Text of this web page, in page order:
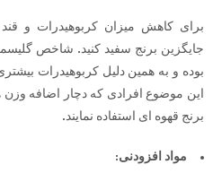
برای کاهش میزان کربوهیدرات و
جایگزین برنج سفید کنید. شاخص
بوده و به همین دلیل کربوهیدرات
این موضوع افرادی که دچار اضافه وزن
برنج قهوه ای استفاده نمایند.
مواد افزودنی: